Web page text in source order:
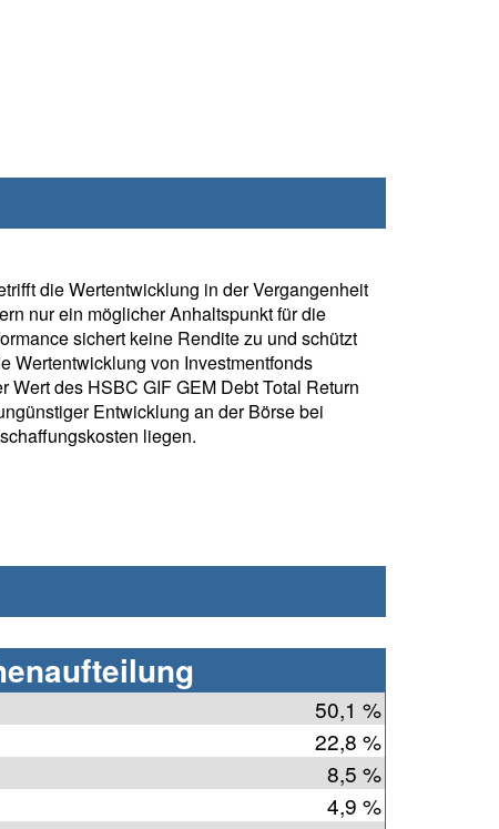
die Wertentwicklung in der Vergangenheit
nur ein möglicher Anhaltspunkt für die
sichert keine Rendite zu und schützt
Wertentwicklung von Investmentfonds
Wert des HSBC GIF GEM Debt Total Return
Entwicklung an der Börse bei
liegen.
50,1 %
22,8 %
8,5 %
4,9 %